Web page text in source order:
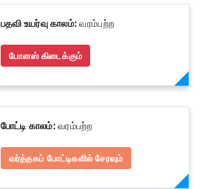
பதவி உயர்வு காலம்:வரம்பற்ற
போனஸ் கிடைக்கும்
போட்டி காலம்:வரம்பற்ற
வர்த்தகப் போட்டிகளில் சேரவும்